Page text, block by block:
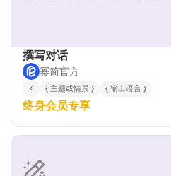
撰写对话
幂简官方
{ 主题或情景 } { 输出语言 }
终身会员专享